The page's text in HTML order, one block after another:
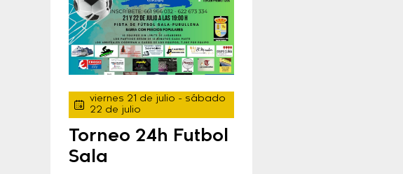
viernes 21 de julio - sábado
22 de julio
Torneo 24h Futbol
Sala